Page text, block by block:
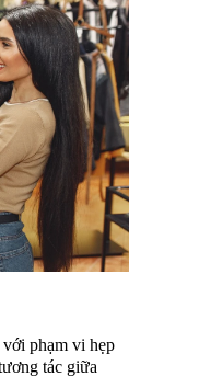
phạm vi hẹp
tác giữa